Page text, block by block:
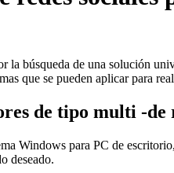
la búsqueda de una solución
que se pueden aplicar para
de tipo multi -de
Windows para PC de
deseado.